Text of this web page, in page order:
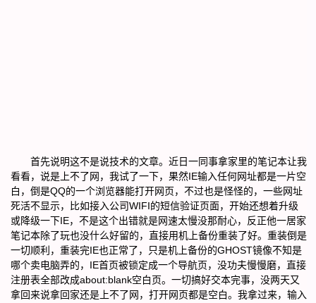
首先说明这不是说技术的文章。近日一同事拿家里的笔记本让我
看看，说是上不了网，我试了一下，果然IE输入任何网址都是一片空
白，倒是QQ的一个浏览器能打开网页，不过也是怪怪的，一些网址
死活不显示，比如接入公司WIFI的短信验证页面，开始还想着升级
或降级一下IE，不是这个出错就是网速太慢没那耐心，反正他一居家
笔记本除了玩也没什么好留的，直接用机上备份重装了好。重装倒是
一切顺利，重装完IE也正常了，只是机上备份的GHOST镜像不知是
哪个卖电脑弄的，IE首页被锁定成一个导航页，没功夫慢慢磨，直接
注册表全部改成about:blank空白页。一切搞好交本完事，没两天又
拿回来说拿回家还是上不了网，打开网页都是空白。我拿过来，输入